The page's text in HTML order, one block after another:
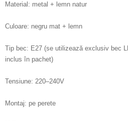
Material: metal + lemn natur
Culoare: negru mat + lemn
Tip bec: E27 (se utilizează exclusiv bec
inclus în pachet)
Tensiune: 220–240V
Montaj: pe perete